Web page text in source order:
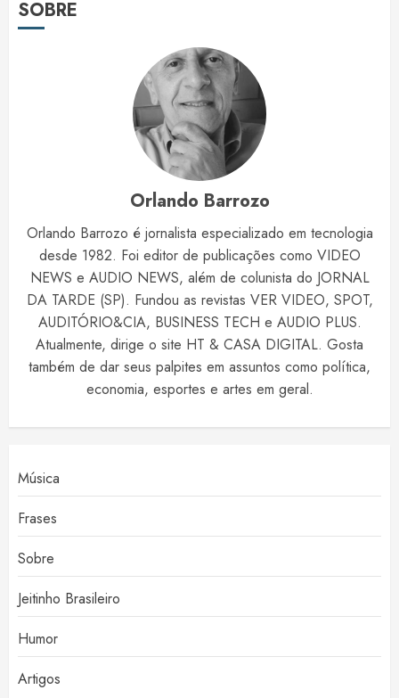
SOBRE
Orlando Barrozo
Orlando Barrozo é jornalista especializado em tecnologia
desde 1982. Foi editor de publicações como VIDEO
NEWS e AUDIO NEWS, além de colunista do JORNAL
DA TARDE (SP). Fundou as revistas VER VIDEO, SPOT,
AUDITÓRIO&CIA, BUSINESS TECH e AUDIO PLUS.
Atualmente, dirige o site HT & CASA DIGITAL. Gosta
também de dar seus palpites em assuntos como política,
economia, esportes e artes em geral.
Música
Frases
Sobre
Jeitinho Brasileiro
Humor
Artigos